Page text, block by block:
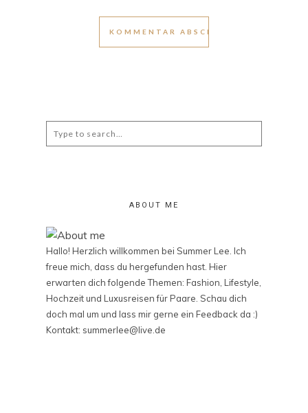
Search
for:
ABOUT ME
Hallo! Herzlich willkommen bei Summer Lee. Ich
freue mich, dass du hergefunden hast. Hier
erwarten dich folgende Themen: Fashion, Lifestyle,
Hochzeit und Luxusreisen für Paare. Schau dich
doch mal um und lass mir gerne ein Feedback da :)
Kontakt: summerlee@live.de